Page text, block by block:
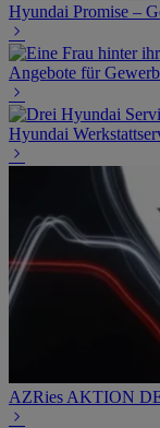
Hyundai Promise –
Angebote für
Hyundai
AZRies AKTION